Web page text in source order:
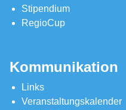
Stipendium
RegioCup
Kommunikation
Links
Veranstaltungskalender